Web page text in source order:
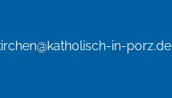
in-porz.de